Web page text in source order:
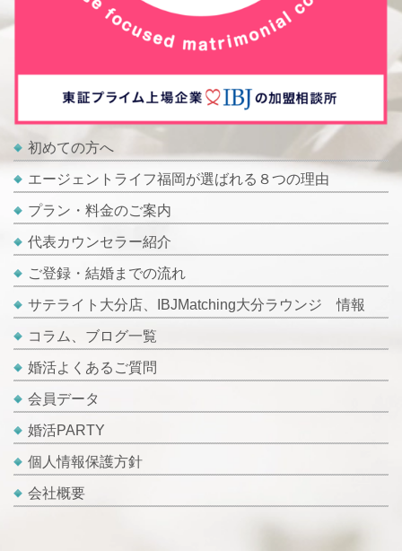
初めての方へ
エージェントライフ福岡が選ばれる８つの理由
プラン・料金のご案内
代表カウンセラー紹介
ご登録・結婚までの流れ
サテライト大分店、IBJMatching大分ラウンジ 情報
コラム、ブログ一覧
婚活よくあるご質問
会員データ
婚活PARTY
個人情報保護方針
会社概要